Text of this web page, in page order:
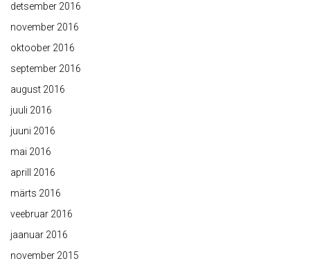
detsember 2016
november 2016
oktoober 2016
september 2016
august 2016
juuli 2016
juuni 2016
mai 2016
aprill 2016
märts 2016
veebruar 2016
jaanuar 2016
november 2015